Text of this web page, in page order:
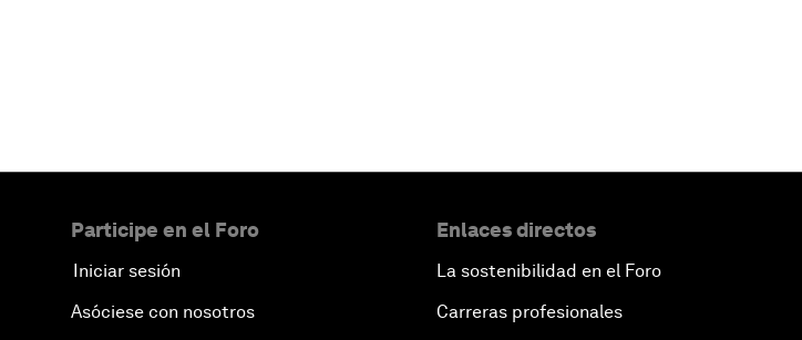
Participe en el Foro
Iniciar sesión
Asóciese con nosotros
Enlaces directos
La sostenibilidad en el Foro
Carreras profesionales